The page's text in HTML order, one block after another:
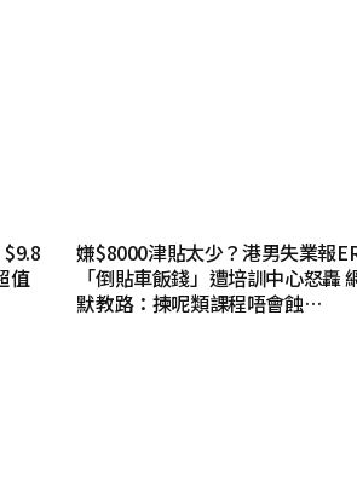
值
嫌$8000津貼太少？港男失業報
「倒貼車飯錢」遭培訓中心怒轟
默教路：揀呢類課程唔會蝕…